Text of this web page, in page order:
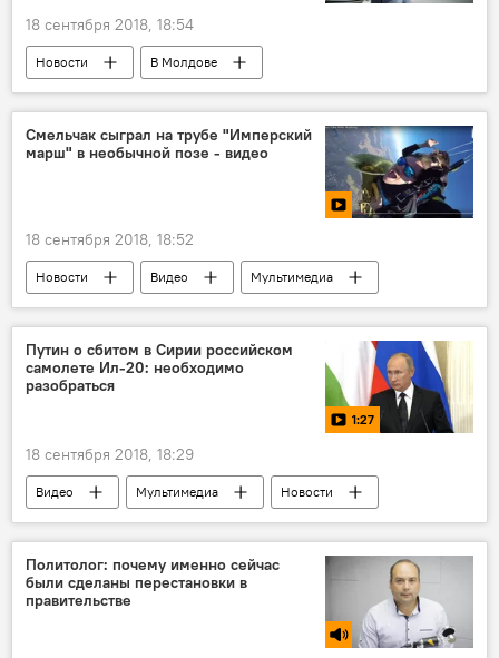
18 сентября 2018, 18:54
Новости
В Молдове
Происшествия
Румыния
Республика Молдова
мужчина
туалет
убийство
Смельчак сыграл на трубе "Имперский
марш" в необычной позе - видео
18 сентября 2018, 18:52
Новости Видео Мультимедиа
Путин о сбитом в Сирии российском
самолете Ил-20: необходимо
разобраться
1:27
18 сентября 2018, 18:29
Видео Мультимедиа Новости
Политолог: почему именно сейчас
были сделаны перестановки в
правительстве